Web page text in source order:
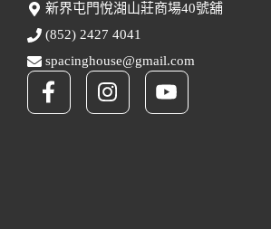
新界屯門悅湖山莊商場40號舖
(852) 2427 4041
spacinghouse@gmail.com